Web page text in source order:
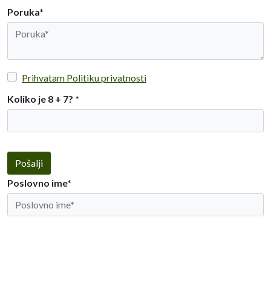
Poruka*
Prihvatam Politiku privatnosti
Koliko je 8 + 7? *
Pošalji
Poslovno ime*